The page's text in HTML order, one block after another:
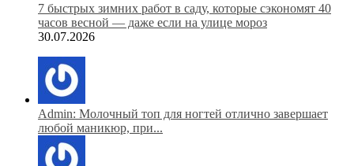
7 быстрых зимних работ в саду, которые сэкономят 40
часов весной — даже если на улице мороз
30.07.2026
Admin: Молочный топ для ногтей отлично завершает
любой маникюр, при...